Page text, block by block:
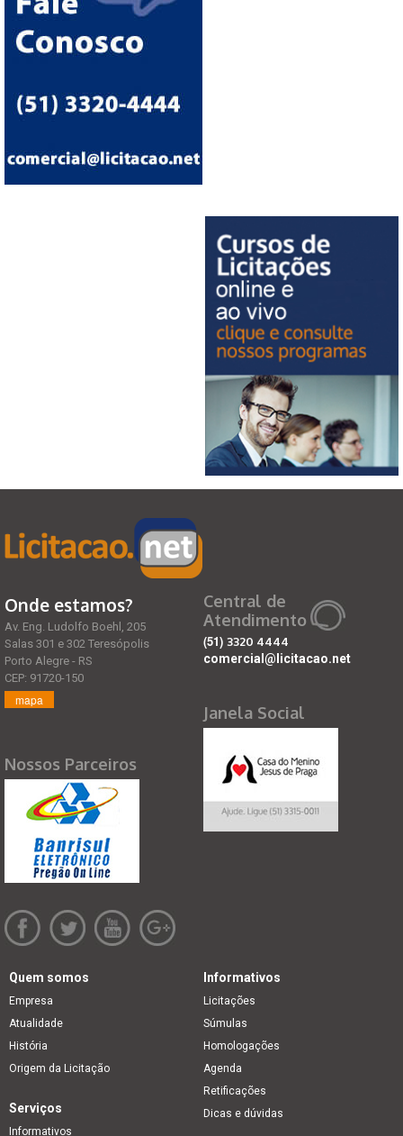
Onde estamos?
Av. Eng. Ludolfo Boehl, 205
Salas 301 e 302 Teresópolis
Porto Alegre - RS
CEP: 91720-150
mapa
Nossos Parceiros
Central de
Atendimento
(51) 3320 4444
comercial@licitacao.net
Janela Social
Quem somos
Empresa
Atualidade
História
Origem da Licitação
Informativos
Licitações
Súmulas
Homologações
Agenda
Retificações
Dicas e dúvidas
Serviços
Informativos